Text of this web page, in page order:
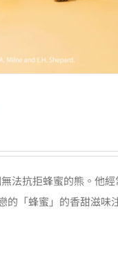
法抗拒蜂蜜的熊。他
的「蜂蜜」的香甜滋味